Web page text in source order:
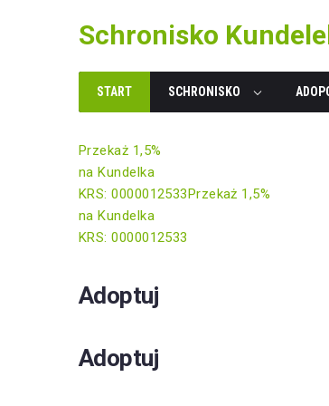
Schronisko
START SCHRONISKO
Przekaż 1,5%
na Kundelka
KRS: 0000012533Przekaż 1,5%
na Kundelka
KRS: 0000012533
Adoptuj
Adoptuj